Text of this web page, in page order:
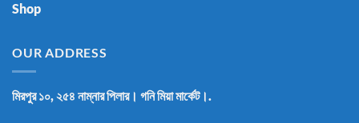
Shop
OUR ADDRESS
মিরপুর ১০, ২৫৪ নাম্নার পিলার। গনি মিয়া মার্কেট।.